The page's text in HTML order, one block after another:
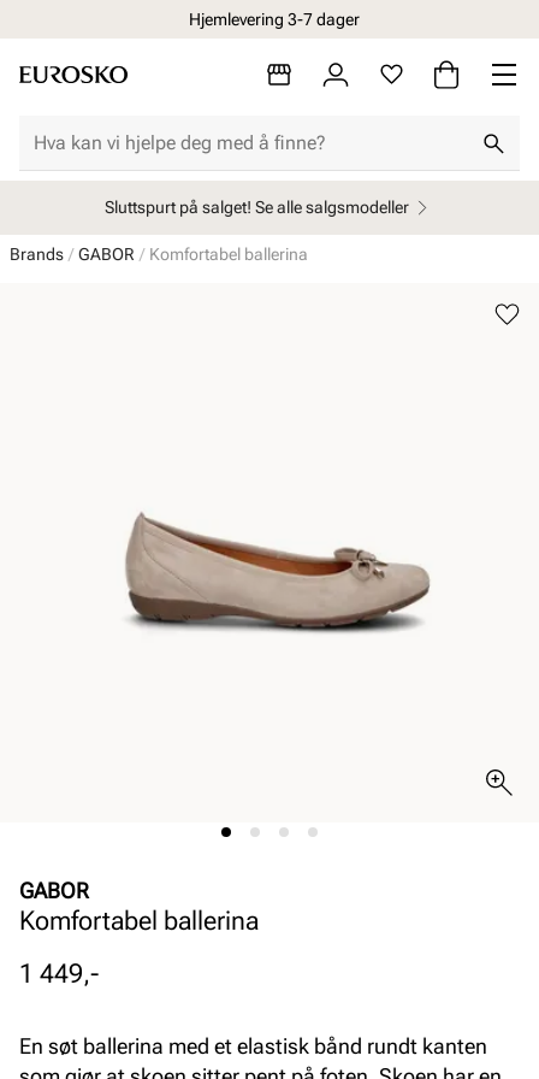
Hjemlevering 3-7 dager
Sluttspurt på salget! Se alle salgsmodeller
Brands GABOR Komfortabel ballerina
GABOR
Komfortabel ballerina
Pris
1 449,-
En søt ballerina med et elastisk bånd rundt kanten